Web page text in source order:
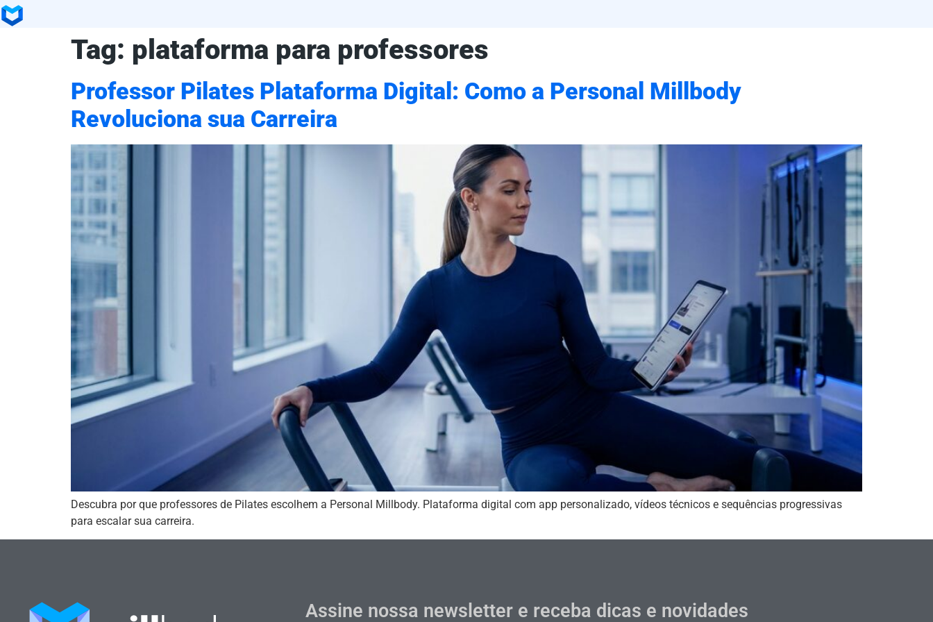
Tag: plataforma para professores
Professor Pilates Plataforma Digital: Como a Personal Millbody
Revoluciona sua Carreira
Descubra por que professores de Pilates escolhem a Personal Millbody. Plataforma digital com app personalizado, vídeos técnicos e sequências progressivas
para escalar sua carreira.
Assine nossa newsletter e receba dicas e novidades